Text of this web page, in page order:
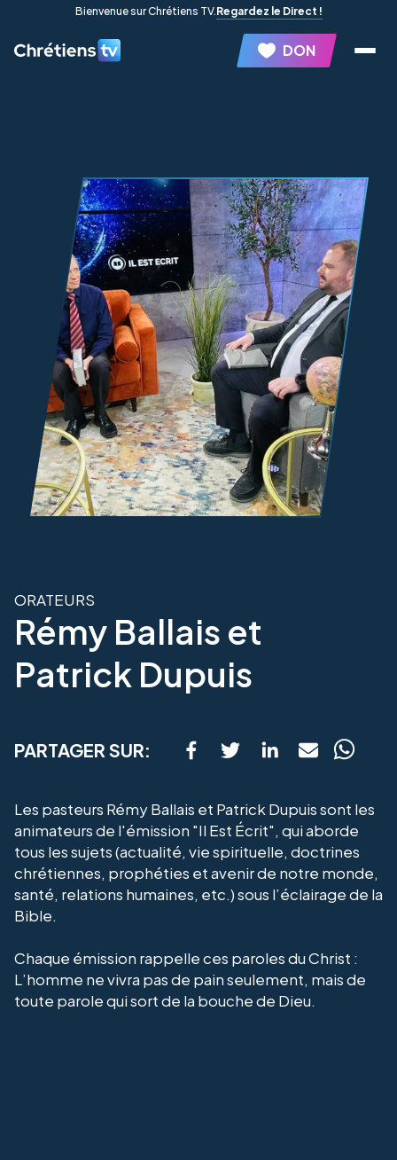
Bienvenue sur Chrétiens TV.Regardez le Direct !
DON
ORATEURS
Rémy Ballais et
Patrick Dupuis
PARTAGER SUR:
Les pasteurs Rémy Ballais et Patrick Dupuis sont les
animateurs de l'émission "Il Est Écrit", qui aborde
tous les sujets (actualité, vie spirituelle, doctrines
chrétiennes, prophéties et avenir de notre monde,
santé, relations humaines, etc.) sous l’éclairage de la
Bible.
Chaque émission rappelle ces paroles du Christ :
L’homme ne vivra pas de pain seulement, mais de
toute parole qui sort de la bouche de Dieu.